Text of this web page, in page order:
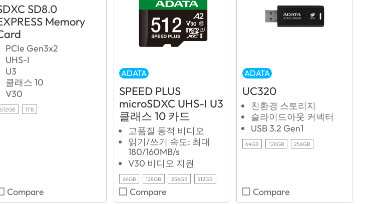
SD8.0
Memory
PCIe Gen3x2
UHS-I
U3
클래스 10
V30
512GB 1TB
Compare
ADATA
SPEED PLUS
microSDXC UHS-I U3
클래스 10 카드
고품질 동적 비디오
읽기/쓰기 속도: 최대
180/160MB/s
V30 비디오 지원
64GB 128GB 256GB 512GB
Compare
ADATA
UC320
친환경 스토리지
슬라이드아웃 커넥터
USB 3.2 Gen1
64GB 128GB 256GB
Compare